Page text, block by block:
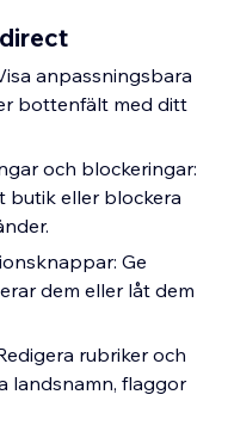
anpassningsbara
bottenfält med ditt
och blockeringar:
butik eller blockera
Ge
dem eller låt dem
rubriker och
landsnamn, flaggor